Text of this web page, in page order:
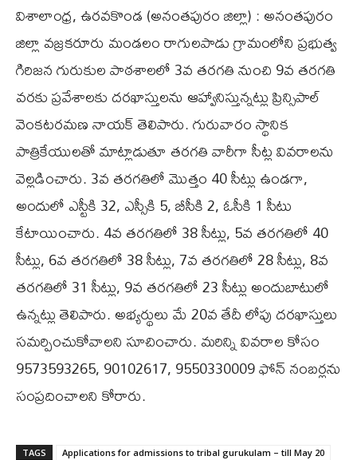
విశాలాంధ్ర, ఉరవకొండ (అనంతపురం జిల్లా) : అనంతపురం
జిల్లా వజ్రకరూరు మండలం రాగులపాడు గ్రామంలోని ప్రభుత్వ
గిరిజన గురుకుల పాఠశాలలో 3వ తరగతి నుంచి 9వ తరగతి
వరకు ప్రవేశాలకు దరఖాస్తులను ఆహ్వానిస్తున్నట్లు ప్రిన్సిపాల్
వెంకటరమణ నాయక్ తెలిపారు. గురువారం స్థానిక
పాత్రికేయులతో మాట్లాడుతూ తరగతి వారీగా సీట్ల వివరాలను
వెల్లడించారు. 3వ తరగతిలో మొత్తం 40 సీట్లు ఉండగా,
అందులో ఎస్టీకి 32, ఎస్సీకి 5, బీసీకి 2, ఓసీకి 1 సీటు
కేటాయించారు. 4వ తరగతిలో 38 సీట్లు, 5వ తరగతిలో 40
సీట్లు, 6వ తరగతిలో 38 సీట్లు, 7వ తరగతిలో 28 సీట్లు, 8వ
తరగతిలో 31 సీట్లు, 9వ తరగతిలో 23 సీట్లు అందుబాటులో
ఉన్నట్లు తెలిపారు. అభ్యర్థులు మే 20వ తేదీ లోపు దరఖాస్తులు
సమర్పించుకోవాలని సూచించారు. మరిన్ని వివరాల కోసం
9573593265, 90102617, 9550330009 ఫోన్ నంబర్లను
సంప్రదించాలని కోరారు.
TAGS Applications for admissions to tribal gurukulam – till May 20